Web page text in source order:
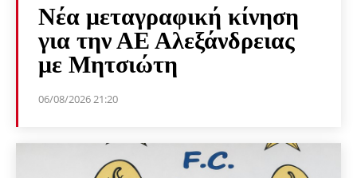
Νέα μεταγραφική κίνηση
για την ΑΕ Αλεξάνδρειας
με Μητσιώτη
06/08/2026 21:20